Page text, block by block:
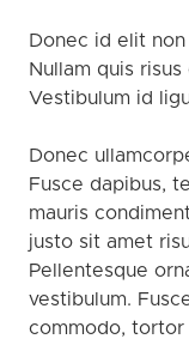
Donec id elit
Nullam quis
Vestibulum id
Donec
Fusce dapibus,
mauris
justo sit amet
Pellentesque
vestibulum.
commodo, tortor